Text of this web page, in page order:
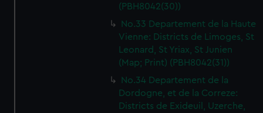
(PBH8042(30))
No.33 Departement de la Haute
Vienne: Districts de Limoges, St
Leonard, St Yriax, St Junien
(Map; Print) (PBH8042(31))
No.34 Departement de la
Dordogne, et de la Correze:
Districts de Exideuil, Uzerche,